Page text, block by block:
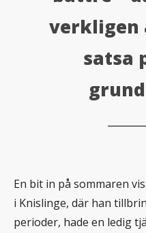
verkligen
satsa
En bit in på sommaren
i Knislinge, där han
perioder, hade en ledig